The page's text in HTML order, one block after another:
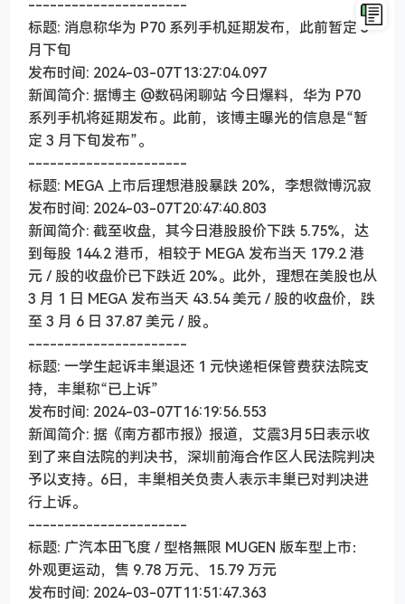
----------------------
标题: 消息称华为 P70 系列手机延期发布，此前暂定 3
月下旬
发布时间: 2024-03-07T13:27:04.097
新闻简介: 据博主 @数码闲聊站 今日爆料，华为 P70
系列手机将延期发布。此前，该博主曝光的信息是“暂
定 3 月下旬发布”。
----------------------
标题: MEGA 上市后理想港股暴跌 20%，李想微博沉寂
发布时间: 2024-03-07T20:47:40.803
新闻简介: 截至收盘，其今日港股股价下跌 5.75%，达
到每股 144.2 港币，相较于 MEGA 发布当天 179.2 港
元 / 股的收盘价已下跌近 20%。此外，理想在美股也从
3 月 1 日 MEGA 发布当天 43.54 美元 / 股的收盘价，跌
至 3 月 6 日 37.87 美元 / 股。
----------------------
标题: 一学生起诉丰巢退还 1 元快递柜保管费获法院支
持，丰巢称“已上诉”
发布时间: 2024-03-07T16:19:56.553
新闻简介: 据《南方都市报》报道，艾震3月5日表示收
到了来自法院的判决书，深圳前海合作区人民法院判决
予以支持。6日，丰巢相关负责人表示丰巢已对判决进
行上诉。
----------------------
标题: 广汽本田飞度 / 型格無限 MUGEN 版车型上市：
外观更运动，售 9.78 万元、15.79 万元
发布时间: 2024-03-07T11:51:47.363